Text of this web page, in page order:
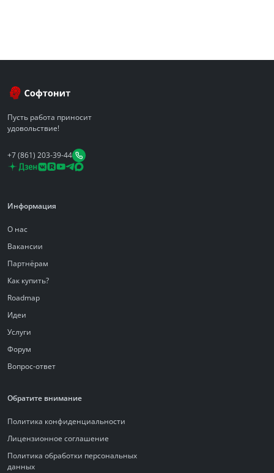
Пусть работа приносит
удовольствие!
Информация
О нас
Вакансии
Партнёрам
Как купить?
Roadmap
Идеи
Услуги
Форум
Вопрос-ответ
Обратите внимание
Политика конфиденциальности
Лицензионное соглашение
Политика обработки персональных
данных
+7 (861) 203-39-44